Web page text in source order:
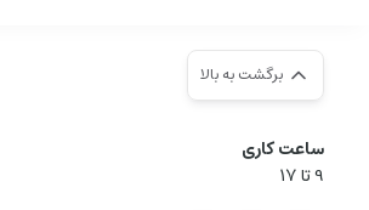
برگشت به بالا
ساعت کاری
9‌ تا ۱۷